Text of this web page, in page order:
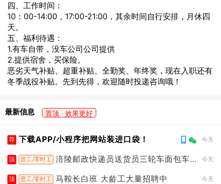
四、工作时间：
10：00-14:00，17:00-21:00，其余时间自行安排，月休四
天。
五、福利待遇：
1.有车自带，没车公司公司提供
2.提供宿舍，买保险。
恶劣天气补贴、超重补贴、全勤奖、年终奖，现在入职还有
冬季战役补贴。先到先得，欢迎随时投递咨询哦！
最新信息 置顶 · 效果更好
荐 下载APP/小程序把网站装进口袋！ 今天
顶 普工/零时工 涪陵邮政快递员送货员三轮车面包车
今天
顶 普工/零时工 马鞍长白班 大龄工大量招聘中 今天